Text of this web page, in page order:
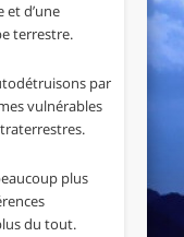
d’une
terrestre.
par
vulnérables
plus
du tout.